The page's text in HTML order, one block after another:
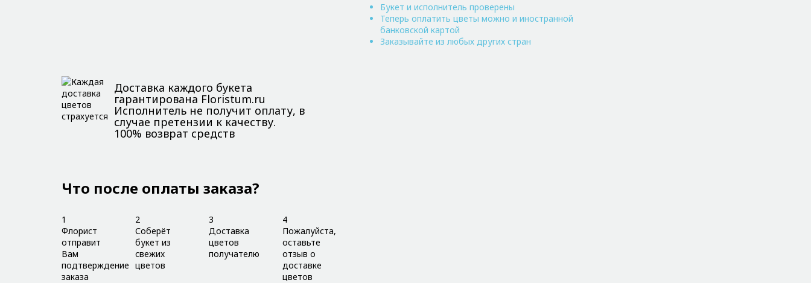
Букет и исполнитель проверены
Теперь оплатить цветы можно и иностранной
банковской картой
Заказывайте из любых других стран
Доставка каждого букета
гарантирована Floristum.ru
Исполнитель не получит оплату, в
случае претензии к качеству.
100% возврат средств
Что после оплаты заказа?
1
Флорист
отправит
Вам
подтверждение
заказа
2
Соберёт
букет из
свежих
цветов
3
Доставка
цветов
получателю
4
Пожалуйста,
оставьте
отзыв о
доставке
цветов